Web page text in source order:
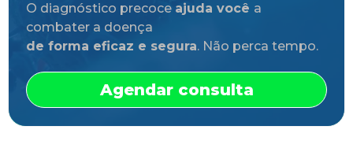
O diagnóstico precoce ajuda você a
combater a doença
de forma eficaz e segura. Não perca tempo.
Agendar consulta